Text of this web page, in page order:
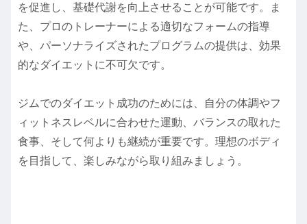
を促進し、基礎代謝を向上させることが可能です。ま
た、プロのトレーナーによる適切なフォームの指導
や、パーソナライズされたプログラムの提供は、効果
的なダイエットに不可欠です。
ジムでのダイエット成功のためには、自分の体調やフ
ィットネスレベルに合わせた運動、バランスの取れた
食事、そして何よりも継続が重要です。理想のボディ
を目指して、楽しみながら取り組みましょう。